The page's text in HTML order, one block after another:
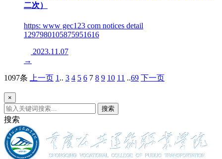
二次）
https: www gec123 com notices detail
1297980105875951616
2023.11.07
→
1097条 上一页 1.. 3 4 5 6 7 8 9 10 11 ..69 下一页
×
搜索
搜索